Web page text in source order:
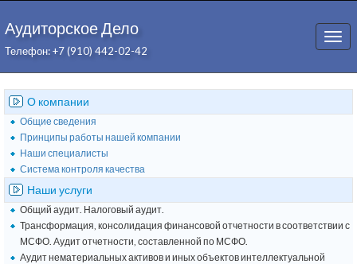
Аудиторское Дело
Телефон: +7 (910) 442-02-42
О компании
Общие сведения
Принципы работы нашей компании
Наши специалисты
Система контроля качества
Наши услуги
Общий аудит. Налоговый аудит.
Трансформация, консолидация финансовой отчетности в соответствии с
МСФО. Аудит отчетности, составленной по МСФО.
Аудит нематериальных активов и иных объектов интеллектуальной